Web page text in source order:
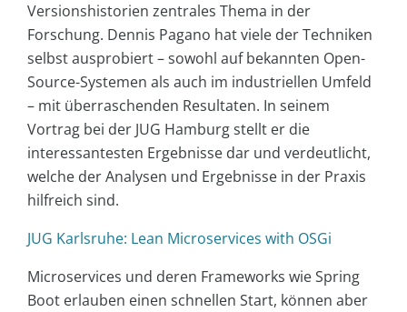
Versionshistorien zentrales Thema in der
Forschung. Dennis Pagano hat viele der Techniken
selbst ausprobiert – sowohl auf bekannten Open-
Source-Systemen als auch im industriellen Umfeld
– mit überraschenden Resultaten. In seinem
Vortrag bei der JUG Hamburg stellt er die
interessantesten Ergebnisse dar und verdeutlicht,
welche der Analysen und Ergebnisse in der Praxis
hilfreich sind.
JUG Karlsruhe: Lean Microservices with OSGi
Microservices und deren Frameworks wie Spring
Boot erlauben einen schnellen Start, können aber